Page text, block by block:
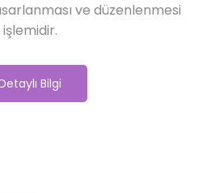
ve düzenlenmesi
işlemidir.
Bilgi